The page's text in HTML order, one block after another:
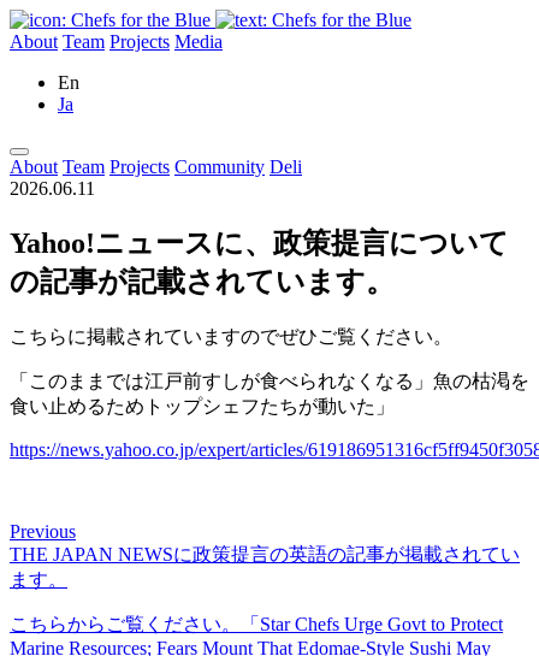
About Team Projects Media
En
Ja
About Team Projects Community Deli
2026.06.11
Yahoo!ニュースに、政策提言について
の記事が記載されています。
こちらに掲載されていますのでぜひご覧ください。
「このままでは江戸前すしが食べられなくなる」魚の枯渇を
食い止めるためトップシェフたちが動いた」
https://news.yahoo.co.jp/expert/articles/
Previous
THE JAPAN NEWSに政策提言の英語の記事が掲載されてい
ます。
こちらからご覧ください。「Star Chefs Urge Govt to Protect
Marine Resources; Fears Mount That Edomae-Style Sushi May